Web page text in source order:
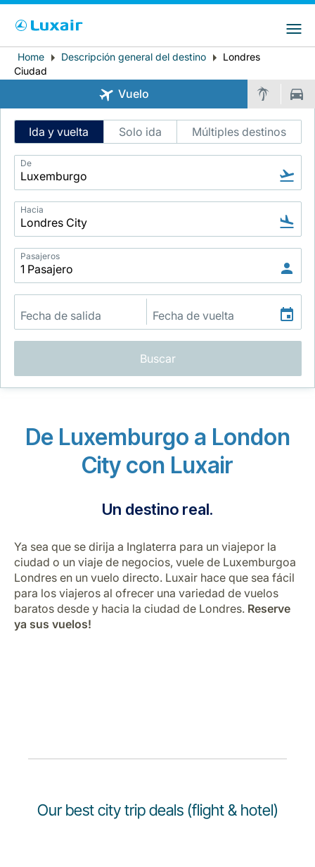
LuxairTours
Grupo Luxair
País de residencia
Breadcrumb
Home Descripción general del destino
Londres
Ciudad
Vuelo
Intelligent
Flight
Search
Ida y vuelta Solo ida Múltiples destinos
De
Hacia
Pasajeros
Buscar
De Luxemburgo a London
City con Luxair
Un destino real.
Ya sea que se dirija a Inglaterra para un viajepor la
ciudad o un viaje de negocios, vuele de Luxemburgoa
Londres en un vuelo directo. Luxair hace que sea fácil
para los viajeros al ofrecer una variedad de vuelos
baratos desde y hacia la ciudad de Londres. Reserve
ya sus vuelos!
Our best city trip deals (flight & hotel)